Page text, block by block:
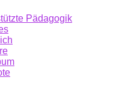
Pädagogik